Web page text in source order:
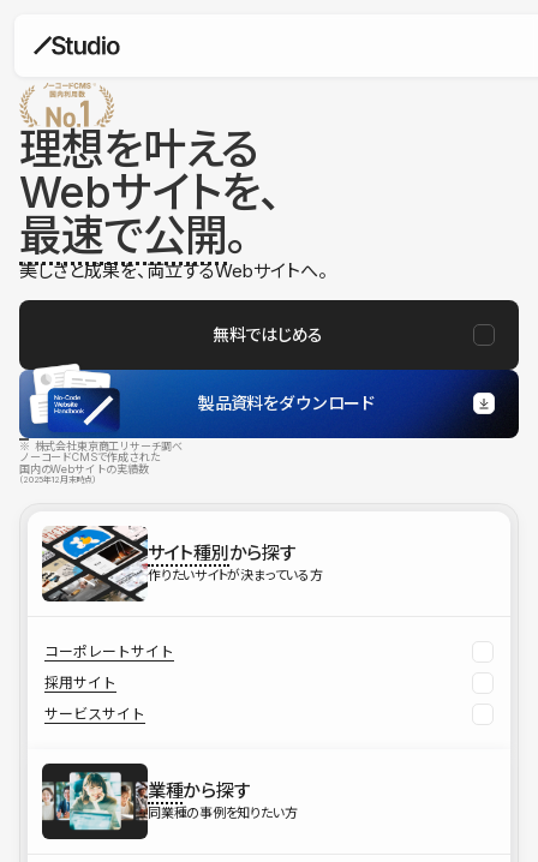
理想を叶える
Webサイトを、
最速で公開。
美しさと成果を、両立するWebサイトへ。
無料ではじめる
製品資料をダウンロード
※ 株式会社東京商工リサーチ調べ
ノーコードCMSで作成された
国内のWebサイトの実績数
（2025年12月末時点）
サイト種別から探す
作りたいサイトが決まっている方
コーポレートサイト
採用サイト
サービスサイト
業種から探す
同業種の事例を知りたい方